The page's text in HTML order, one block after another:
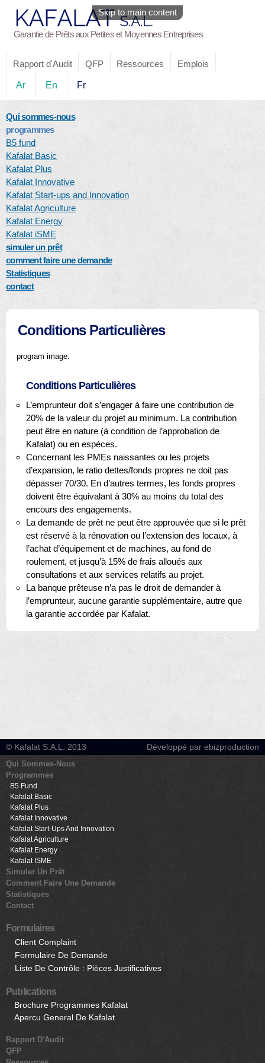
Skip to main content
Garantie de Prêts aux Petites et Moyennes Entreprises
Rapport d'Audit QFP Ressources Emplois
Ar En Fr
Qui sommes-nous
programmes
B5 fund
Kafalat Basic
Kafalat Plus
Kafalat Innovative
Kafalat Start-ups and Innovation
Kafalat Agriculture
Kafalat Energy
Kafalat iSME
simuler un prêt
comment faire une demande
Statistiques
contact
Conditions Particulières
program image:
Conditions Particulières
L’emprunteur doit s’engager à faire une contribution de
20% de la valeur du projet au minimum. La contribution
peut être en nature (à condition de l’approbation de
Kafalat) ou en espèces.
Concernant les PMEs naissantes ou les projets
d’expansion, le ratio dettes/fonds propres ne doit pas
dépasser 70/30. En d’autres termes, les fonds propres
doivent être équivalant à 30% au moins du total des
encours des engagements.
La demande de prêt ne peut être approuvée que si le prêt
est réservé à la rénovation ou l’extension des locaux, à
l’achat d’équipement et de machines, au fond de
roulement, et jusqu’à 15% de frais alloués aux
consultations et aux services relatifs au projet.
La banque prêteuse n’a pas le droit de demander à
l’emprunteur, aucune garantie supplémentaire, autre que
la garantie accordée par Kafalat.
© Kafalat S.A.L. 2013 Développé par ebizproduction
Qui Sommes-Nous
Programmes
B5 Fund
Kafalat Basic
Kafalat Plus
Kafalat Innovative
Kafalat Start-Ups And Innovation
Kafalat Agriculture
Kafalat Energy
Kafalat ISME
Simuler Un Prêt
Comment Faire Une Demande
Statistiques
Contact
Formulaires
Client Complaint
Formulaire De Demande
Liste De Contrôle : Pièces Justificatives
Publications
Brochure Programmes Kafalat
Apercu General De Kafalat
Rapport D'Audit
QFP